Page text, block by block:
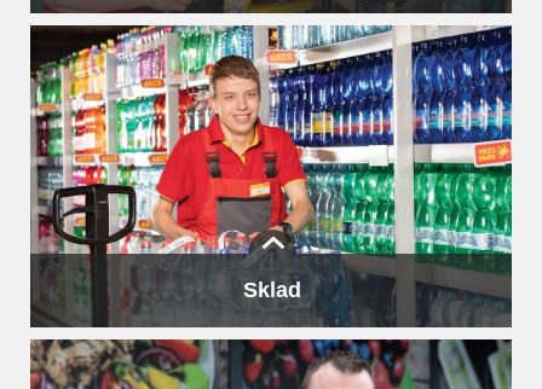
Příjemný zaměstnanec na pokladně je často důvodem,
proč se zákazník rád vrátí. A to je rozhodně náš cíl 🙂
Sklad